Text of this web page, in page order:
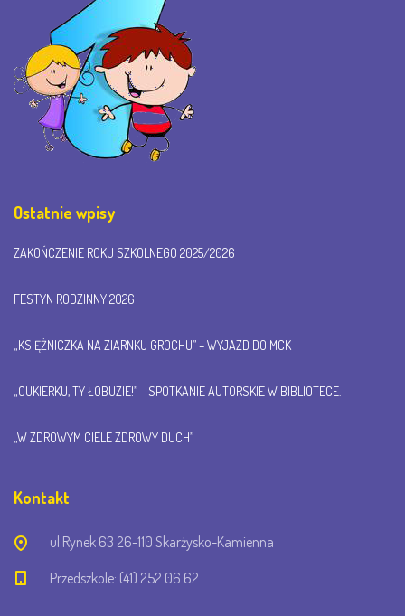
Ostatnie wpisy
ZAKOŃCZENIE ROKU SZKOLNEGO 2025/2026
FESTYN RODZINNY 2026
„KSIĘŻNICZKA NA ZIARNKU GROCHU” – WYJAZD DO MCK
„CUKIERKU, TY ŁOBUZIE!” – SPOTKANIE AUTORSKIE W BIBLIOTECE.
„W ZDROWYM CIELE ZDROWY DUCH”
Kontakt
ul.Rynek 63 26-110 Skarżysko-Kamienna
Przedszkole: (41) 252 06 62